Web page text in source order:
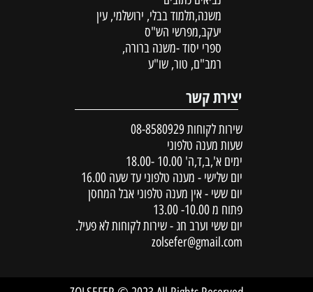
משנה,תלמוד בבלי, ירושלמי, עין
יעקב,מפרשי הש"ס
ספרי יסוד -משנה ברורה,
רמב"ם, טור, שו"ע
יצירת קשר
שירות לקוחות 08-8580929
שעות מענה טלפוני
ימים א',ב,ד,ה' 10.00 -18.00
יום שלישי - מענה טלפוני עד שעה 16.00
יום ששי - אין מענה טלפוני אבל המחסן
פתוח מ 10.00- 13.00
יום ששי וערב חג - שירות לקוחות לא פעיל.
zolsefer@gmail.com